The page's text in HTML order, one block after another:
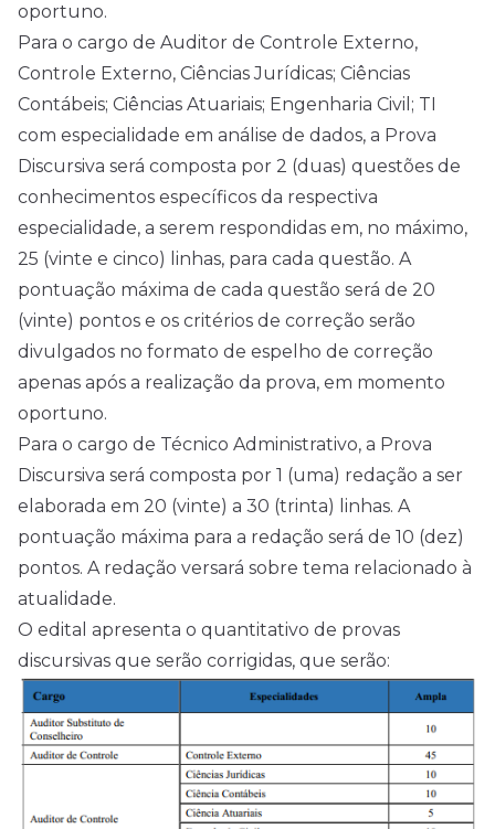
oportuno.
Para o cargo de Auditor de Controle Externo,
Controle Externo, Ciências Jurídicas; Ciências
Contábeis; Ciências Atuariais; Engenharia Civil; TI
com especialidade em análise de dados, a Prova
Discursiva será composta por 2 (duas) questões de
conhecimentos específicos da respectiva
especialidade, a serem respondidas em, no máximo,
25 (vinte e cinco) linhas, para cada questão. A
pontuação máxima de cada questão será de 20
(vinte) pontos e os critérios de correção serão
divulgados no formato de espelho de correção
apenas após a realização da prova, em momento
oportuno.
Para o cargo de Técnico Administrativo, a Prova
Discursiva será composta por 1 (uma) redação a ser
elaborada em 20 (vinte) a 30 (trinta) linhas. A
pontuação máxima para a redação será de 10 (dez)
pontos. A redação versará sobre tema relacionado à
atualidade.
O edital apresenta o quantitativo de provas
discursivas que serão corrigidas, que serão: